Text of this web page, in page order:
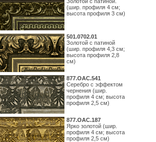
(шир. профиля 4 см;
высота профиля 3 см)
501.0702.01
Золотой с патиной
(шир. профиля 4,3 см;
высота профиля 2,8
см)
877.ОАС.541
Серебро с эффектом
чернения (шир.
профиля 4 см; высота
профиля 2,5 см)
877.ОАС.187
Ярко золотой (шир.
профиля 4 см; высота
профиля 2,5 см)